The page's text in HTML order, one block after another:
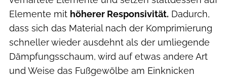
Elemente mit höherer Responsivität. Dadurch,
dass sich das Material nach der Komprimierung
schneller wieder ausdehnt als der umliegende
Dämpfungsschaum, wird auf etwas andere Art
und Weise das Fußgewölbe am Einknicken